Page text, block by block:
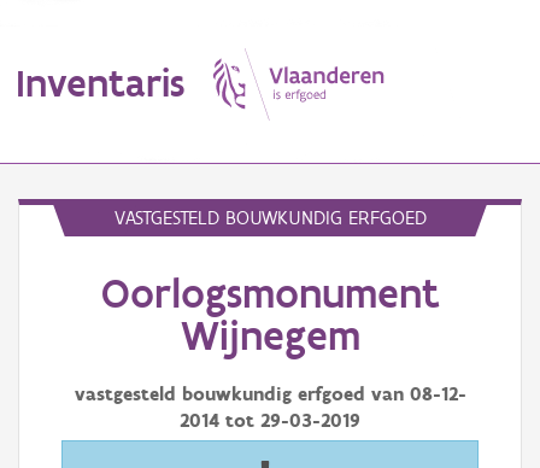
Inventaris
Erfgoedobject
Waarneming
VASTGESTELD BOUWKUNDIG ERFGOED
Oorlogsmonument
Wijnegem
vastgesteld bouwkundig erfgoed van 08-12-
2014 tot 29-03-2019